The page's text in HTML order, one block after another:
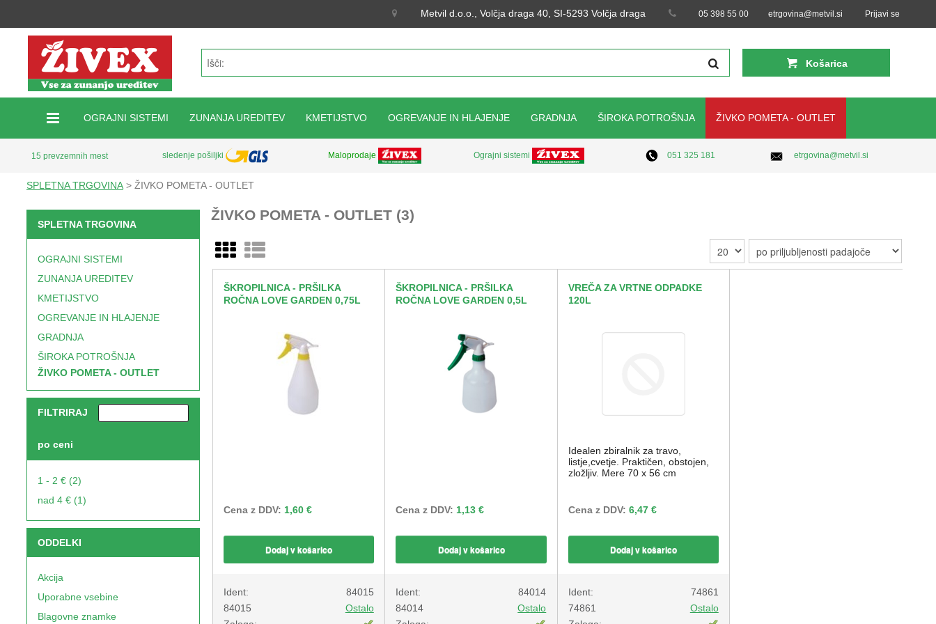
Metvil d.o.o., Volčja draga 40, SI-5293 Volčja draga 05 398 55 00 etrgovina@metvil.si Prijavi se
Košarica
OGRAJNI SISTEMI ZUNANJA UREDITEV KMETIJSTVO OGREVANJE IN HLAJENJE GRADNJA ŠIROKA POTROŠNJA ŽIVKO POMETA - OUTLET
15 prevzemnih mest sledenje pošiljki Maloprodaje Ograjni sistemi 051 325 181 etrgovina@metvil.si
SPLETNA TRGOVINA > ŽIVKO POMETA - OUTLET
SPLETNA TRGOVINA
OGRAJNI SISTEMI
ZUNANJA UREDITEV
KMETIJSTVO
OGREVANJE IN HLAJENJE
GRADNJA
ŠIROKA POTROŠNJA
ŽIVKO POMETA - OUTLET
FILTRIRAJ
po ceni
1 - 2 € (2)
nad 4 € (1)
ODDELKI
Akcija
Uporabne vsebine
Blagovne znamke
ŽIVKO POMETA - OUTLET (3)
ŠKROPILNICA - PRŠILKA
ROČNA LOVE GARDEN 0,75L
Cena z DDV: 1,60 €
Dodaj v košarico
Ident:
84015
84015
Ostalo
ŠKROPILNICA - PRŠILKA
ROČNA LOVE GARDEN 0,5L
Cena z DDV: 1,13 €
Dodaj v košarico
Ident:
84014
84014
Ostalo
VREČA ZA VRTNE ODPADKE
120L
Idealen zbiralnik za travo,
listje,cvetje. Praktičen, obstojen,
zložljiv. Mere 70 x 56 cm
Cena z DDV: 6,47 €
Dodaj v košarico
Ident:
74861
74861
Ostalo